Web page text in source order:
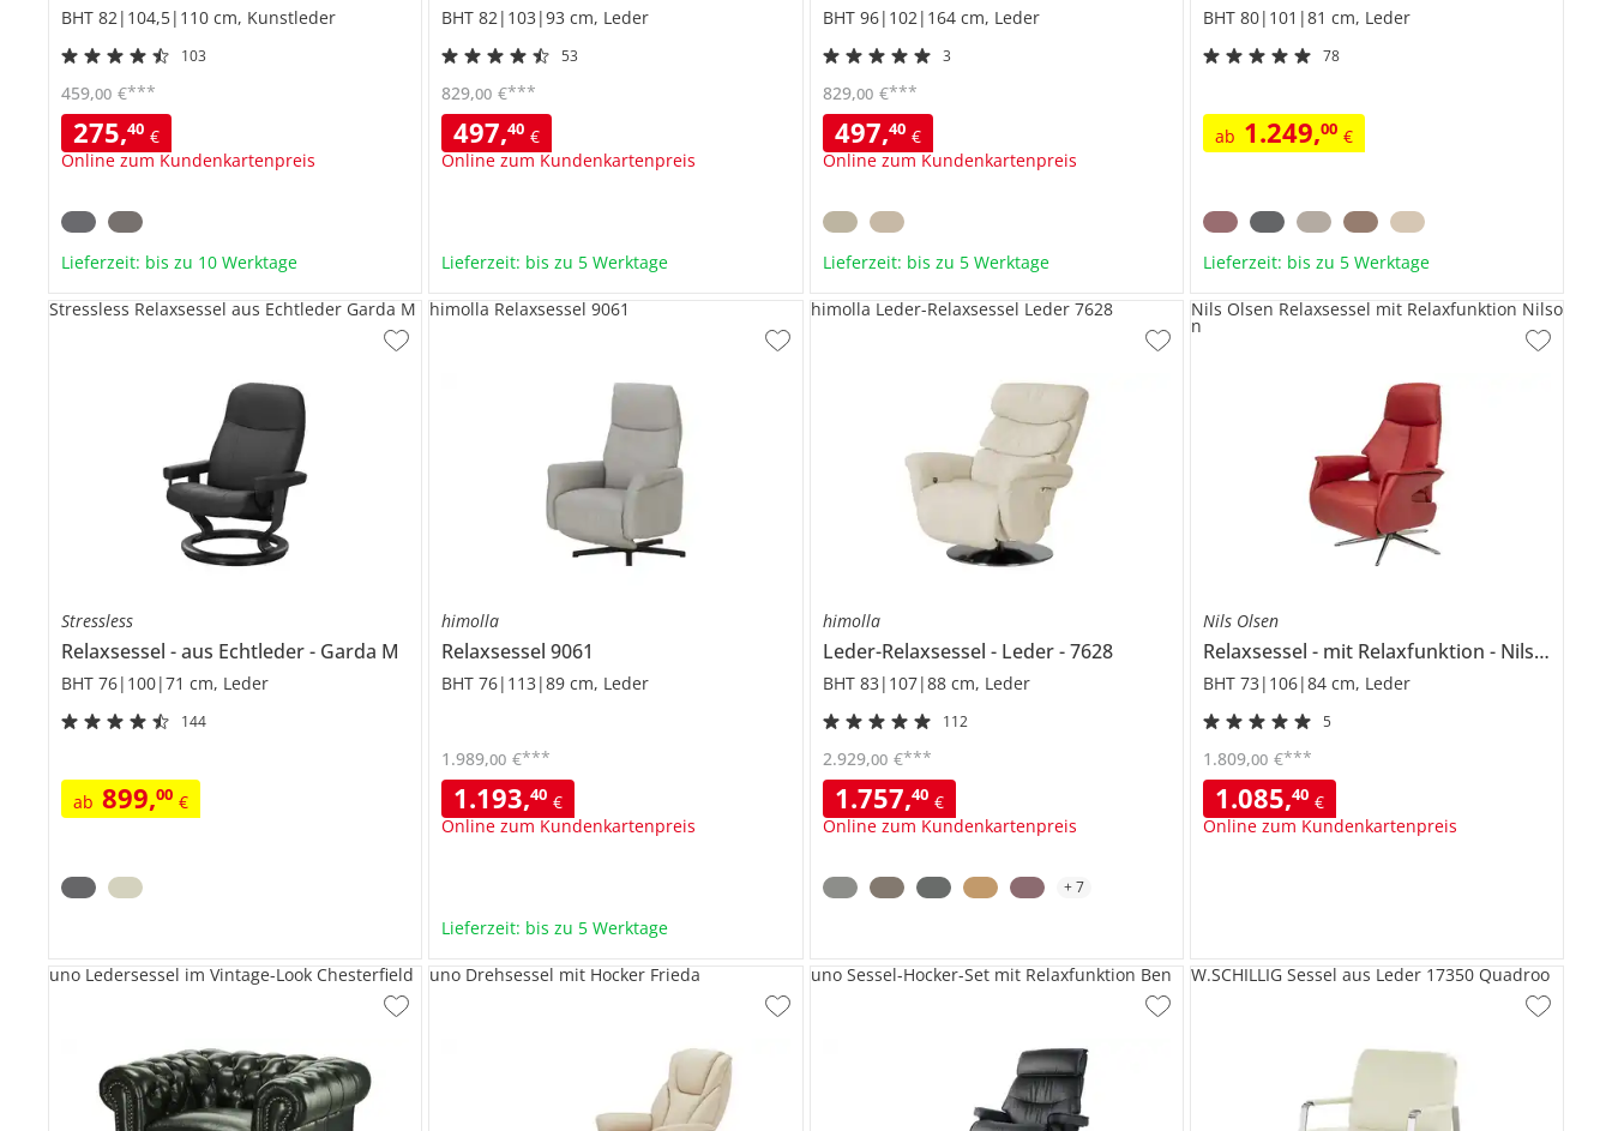
BHT 82|104,5|110 cm, Kunstleder
103
275,40 €
Online zum Kundenkartenpreis
459,00 €***
Lieferzeit: bis zu 10 Werktage
BHT 82|103|93 cm, Leder
53
497,40 €
Online zum Kundenkartenpreis
829,00 €***
Lieferzeit: bis zu 5 Werktage
BHT 96|102|164 cm, Leder
3
497,40 €
Online zum Kundenkartenpreis
829,00 €***
Lieferzeit: bis zu 5 Werktage
BHT 80|101|81 cm, Leder
78
ab 1.249,00 €
Lieferzeit: bis zu 5 Werktage
Stressless
Relaxsessel aus Echtleder Garda M
BHT 76|100|71 cm, Leder
144
ab 899,00 €
Stressless Relaxsessel aus Echtleder Garda M
himolla
Relaxsessel9061
BHT 76|113|89 cm, Leder
1.193,40 €
Online zum Kundenkartenpreis
1.989,00 €***
himolla Relaxsessel 9061
Lieferzeit: bis zu 5 Werktage
himolla
Leder-Relaxsessel Leder 7628
BHT 83|107|88 cm, Leder
112
1.757,40 €
Online zum Kundenkartenpreis
2.929,00 €***
himolla Leder-Relaxsessel Leder 7628
+7
Nils Olsen
Relaxsessel mit Relaxfunktion Nilson
BHT 73|106|84 cm, Leder
5
1.085,40 €
Online zum Kundenkartenpreis
1.809,00 €***
Nils Olsen Relaxsessel mit Relaxfunktion Nilso
n
uno Ledersessel im Vintage-Look Chesterfield uno Drehsessel mit Hocker Frieda uno Sessel-Hocker-Set mit Relaxfunktion Ben W.SCHILLIG Sessel aus Leder 17350 Quadroo